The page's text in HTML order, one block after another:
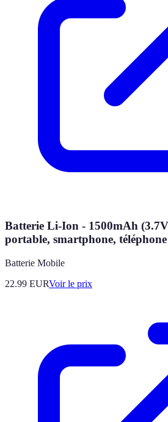
Batterie Li-Ion - 1500mAh
portable, smartphone,
Batterie Mobile
22.99 EURVoir le prix